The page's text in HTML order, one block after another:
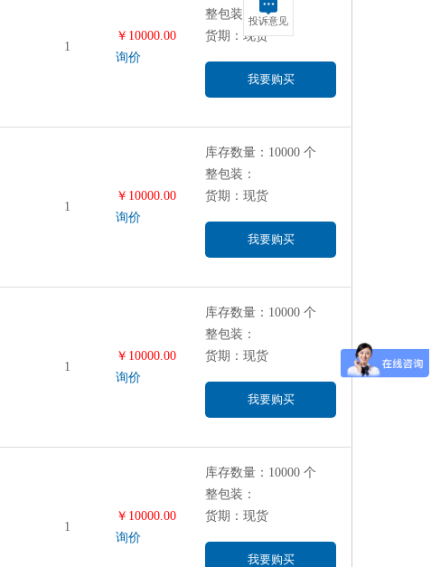
1
￥10000.00
询价
整包装：
货期：现货
我要购买
1
￥10000.00
询价
库存数量：10000 个
整包装：
货期：现货
我要购买
1
￥10000.00
询价
库存数量：10000 个
整包装：
货期：现货
我要购买
1
￥10000.00
询价
库存数量：10000 个
整包装：
货期：现货
我要购买
投诉意见